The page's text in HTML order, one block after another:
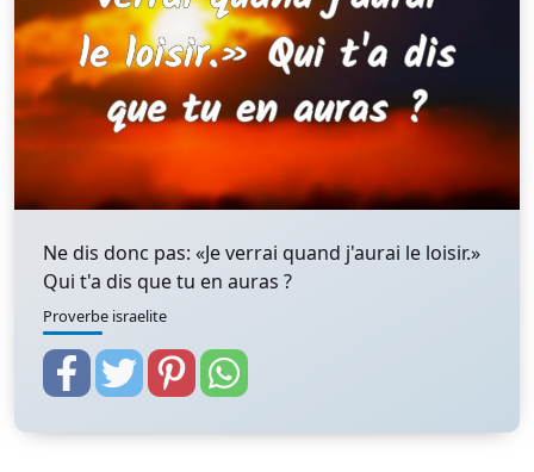
Ne dis donc pas: «Je verrai quand j'aurai le loisir.»
Qui t'a dis que tu en auras ?
Proverbe israelite